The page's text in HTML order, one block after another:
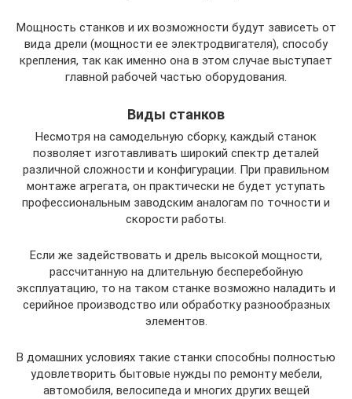
Мощность станков и их возможности будут зависеть от
вида дрели (мощности ее электродвигателя), способу
крепления, так как именно она в этом случае выступает
главной рабочей частью оборудования.
Виды станков
Несмотря на самодельную сборку, каждый станок
позволяет изготавливать широкий спектр деталей
различной сложности и конфигурации. При правильном
монтаже агрегата, он практически не будет уступать
профессиональным заводским аналогам по точности и
скорости работы.
Если же задействовать и дрель высокой мощности,
рассчитанную на длительную бесперебойную
эксплуатацию, то на таком станке возможно наладить и
серийное производство или обработку разнообразных
элементов.
В домашних условиях такие станки способны полностью
удовлетворить бытовые нужды по ремонту мебели,
автомобиля, велосипеда и многих других вещей